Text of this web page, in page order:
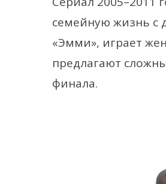
семейную жизнь с
«Эмми», играет
предлагают
финала.